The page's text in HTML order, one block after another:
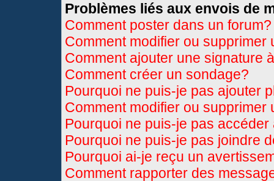
Problèmes liés aux envois de
Comment poster dans un forum?
Comment modifier ou supprimer
Comment ajouter une signature
Comment créer un sondage?
Pourquoi ne puis-je pas ajouter
Comment modifier ou supprimer
Pourquoi ne puis-je pas accéder
Pourquoi ne puis-je pas joindre
Pourquoi ai-je reçu un
Comment rapporter des